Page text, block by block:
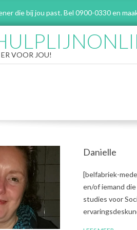
die bij jou past. Bel 0900-0330 en
ER VOOR JOU!
Danielle
2018-
12-
18
[belfabriek-
en/of iemand
studies voor